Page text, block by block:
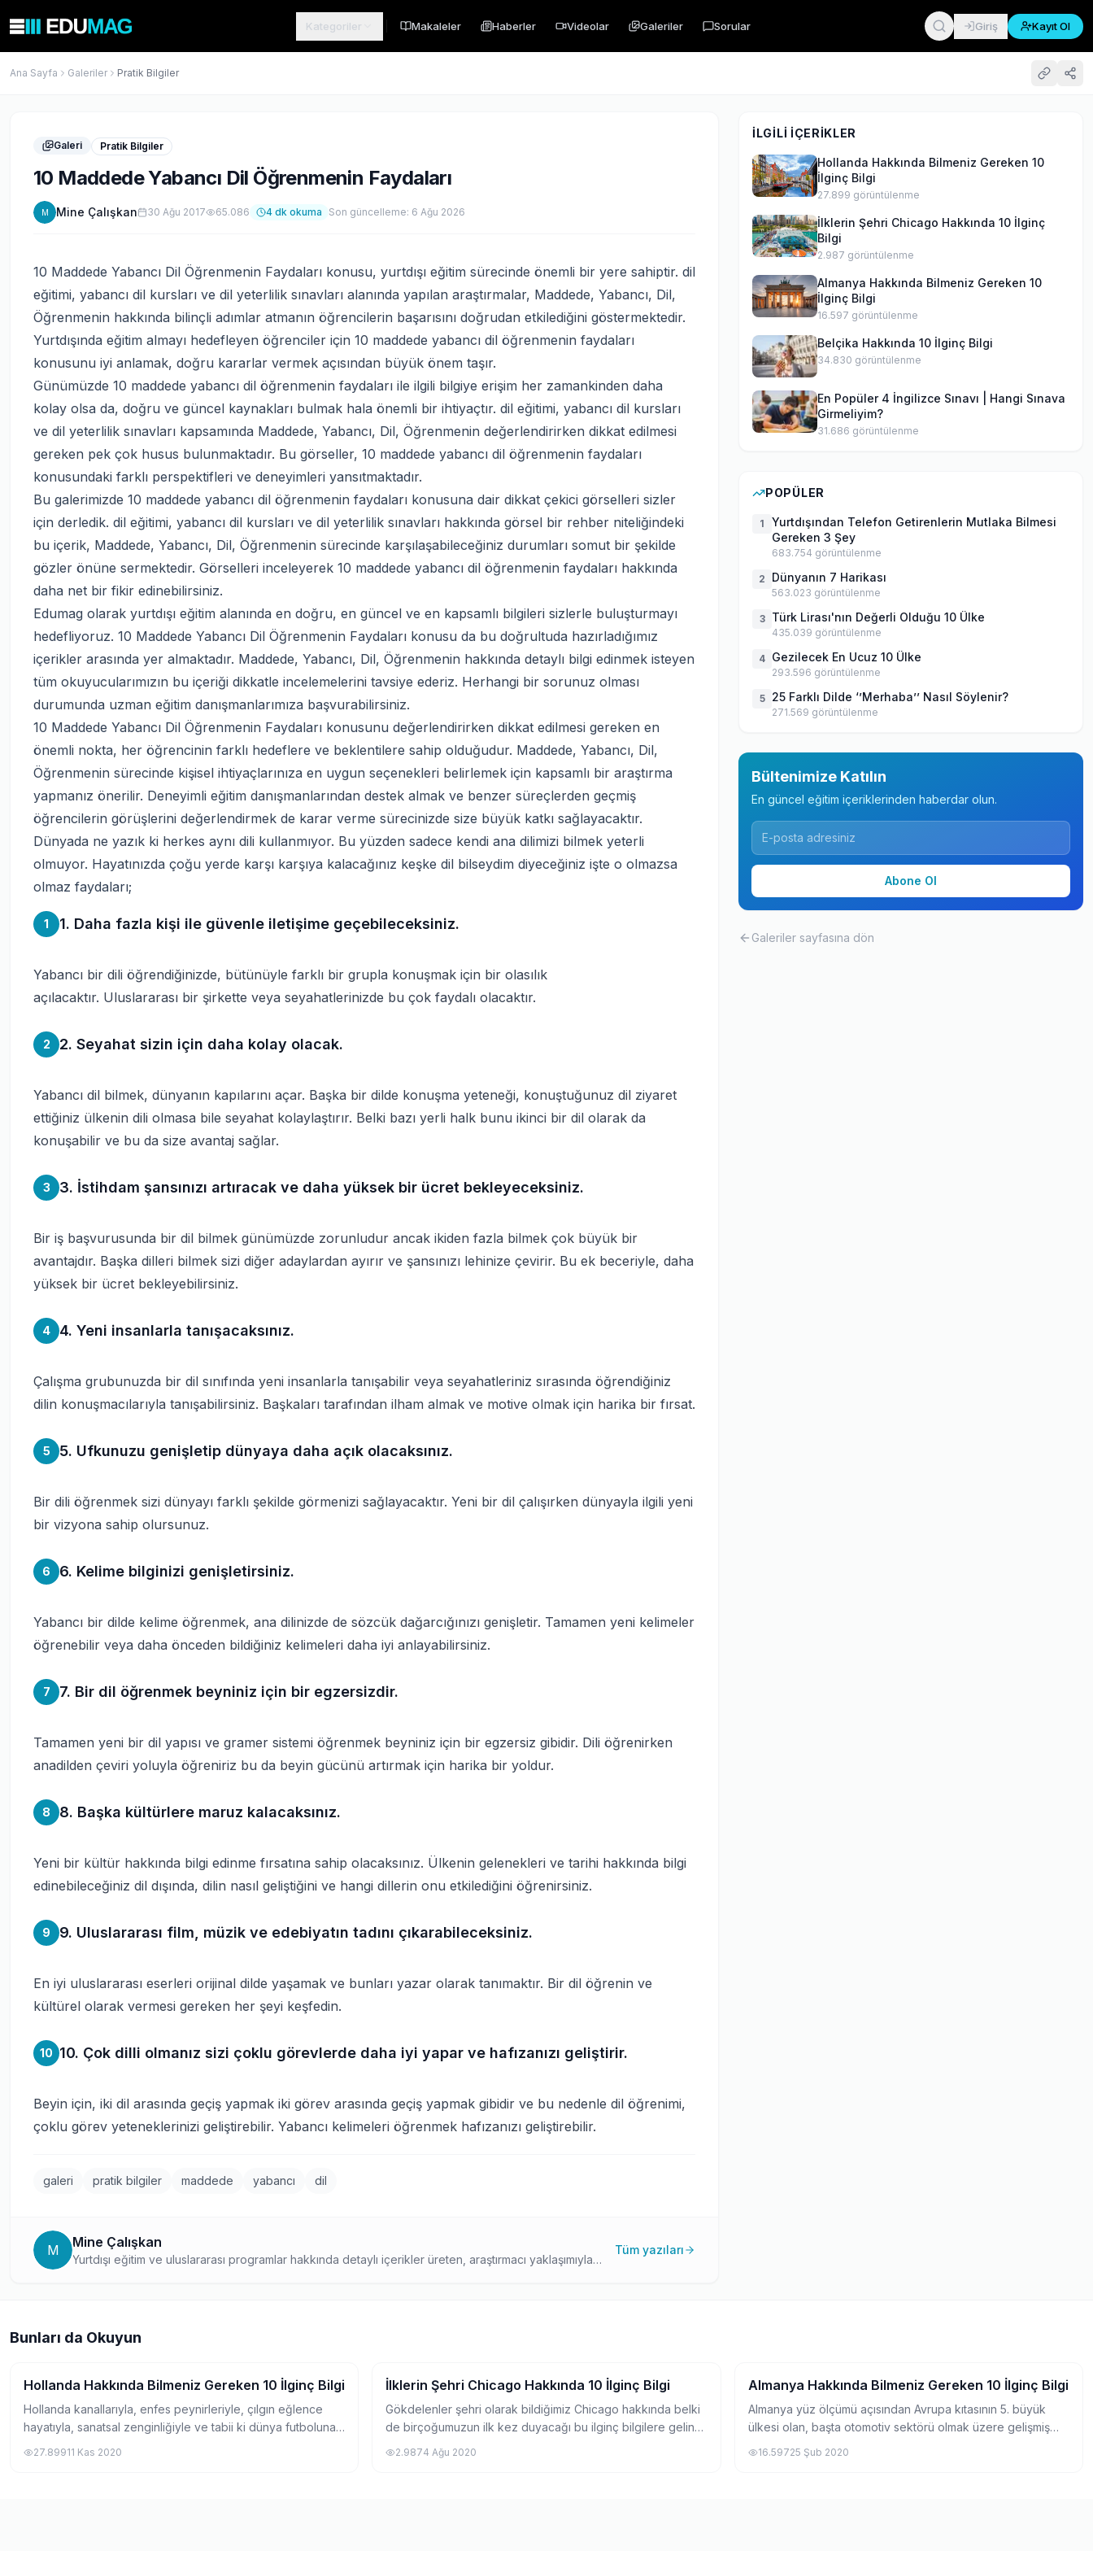
Kategoriler Makaleler Haberler Videolar Galeriler Sorular Giriş Kayıt Ol
Ana Sayfa Galeriler Pratik Bilgiler
Galeri Pratik Bilgiler
10 Maddede Yabancı Dil Öğrenmenin Faydaları
M Mine Çalışkan 30 Ağu 2017 65.086 4 dk okuma Son güncelleme: 6 Ağu 2026
10 Maddede Yabancı Dil Öğrenmenin Faydaları konusu, yurtdışı eğitim sürecinde önemli bir yere sahiptir. dil
eğitimi, yabancı dil kursları ve dil yeterlilik sınavları alanında yapılan araştırmalar, Maddede, Yabancı, Dil,
Öğrenmenin hakkında bilinçli adımlar atmanın öğrencilerin başarısını doğrudan etkilediğini göstermektedir.
Yurtdışında eğitim almayı hedefleyen öğrenciler için 10 maddede yabancı dil öğrenmenin faydaları
konusunu iyi anlamak, doğru kararlar vermek açısından büyük önem taşır.
Günümüzde 10 maddede yabancı dil öğrenmenin faydaları ile ilgili bilgiye erişim her zamankinden daha
kolay olsa da, doğru ve güncel kaynakları bulmak hala önemli bir ihtiyaçtır. dil eğitimi, yabancı dil kursları
ve dil yeterlilik sınavları kapsamında Maddede, Yabancı, Dil, Öğrenmenin değerlendirirken dikkat edilmesi
gereken pek çok husus bulunmaktadır. Bu görseller, 10 maddede yabancı dil öğrenmenin faydaları
konusundaki farklı perspektifleri ve deneyimleri yansıtmaktadır.
Bu galerimizde 10 maddede yabancı dil öğrenmenin faydaları konusuna dair dikkat çekici görselleri sizler
için derledik. dil eğitimi, yabancı dil kursları ve dil yeterlilik sınavları hakkında görsel bir rehber niteliğindeki
bu içerik, Maddede, Yabancı, Dil, Öğrenmenin sürecinde karşılaşabileceğiniz durumları somut bir şekilde
gözler önüne sermektedir. Görselleri inceleyerek 10 maddede yabancı dil öğrenmenin faydaları hakkında
daha net bir fikir edinebilirsiniz.
Edumag olarak yurtdışı eğitim alanında en doğru, en güncel ve en kapsamlı bilgileri sizlerle buluşturmayı
hedefliyoruz. 10 Maddede Yabancı Dil Öğrenmenin Faydaları konusu da bu doğrultuda hazırladığımız
içerikler arasında yer almaktadır. Maddede, Yabancı, Dil, Öğrenmenin hakkında detaylı bilgi edinmek isteyen
tüm okuyucularımızın bu içeriği dikkatle incelemelerini tavsiye ederiz. Herhangi bir sorunuz olması
durumunda uzman eğitim danışmanlarımıza başvurabilirsiniz.
10 Maddede Yabancı Dil Öğrenmenin Faydaları konusunu değerlendirirken dikkat edilmesi gereken en
önemli nokta, her öğrencinin farklı hedeflere ve beklentilere sahip olduğudur. Maddede, Yabancı, Dil,
Öğrenmenin sürecinde kişisel ihtiyaçlarınıza en uygun seçenekleri belirlemek için kapsamlı bir araştırma
yapmanız önerilir. Deneyimli eğitim danışmanlarından destek almak ve benzer süreçlerden geçmiş
öğrencilerin görüşlerini değerlendirmek de karar verme sürecinizde size büyük katkı sağlayacaktır.
Dünyada ne yazık ki herkes aynı dili kullanmıyor. Bu yüzden sadece kendi ana dilimizi bilmek yeterli
olmuyor. Hayatınızda çoğu yerde karşı karşıya kalacağınız keşke dil bilseydim diyeceğiniz işte o olmazsa
olmaz faydaları;
1 1. Daha fazla kişi ile güvenle iletişime geçebileceksiniz.
Yabancı bir dili öğrendiğinizde, bütünüyle farklı bir grupla konuşmak için bir olasılık
açılacaktır. Uluslararası bir şirkette veya seyahatlerinizde bu çok faydalı olacaktır.
2 2. Seyahat sizin için daha kolay olacak.
Yabancı dil bilmek, dünyanın kapılarını açar. Başka bir dilde konuşma yeteneği, konuştuğunuz dil ziyaret
ettiğiniz ülkenin dili olmasa bile seyahat kolaylaştırır. Belki bazı yerli halk bunu ikinci bir dil olarak da
konuşabilir ve bu da size avantaj sağlar.
3 3. İstihdam şansınızı artıracak ve daha yüksek bir ücret bekleyeceksiniz.
Bir iş başvurusunda bir dil bilmek günümüzde zorunludur ancak ikiden fazla bilmek çok büyük bir
avantajdır. Başka dilleri bilmek sizi diğer adaylardan ayırır ve şansınızı lehinize çevirir. Bu ek beceriyle, daha
yüksek bir ücret bekleyebilirsiniz.
4 4. Yeni insanlarla tanışacaksınız.
Çalışma grubunuzda bir dil sınıfında yeni insanlarla tanışabilir veya seyahatleriniz sırasında öğrendiğiniz
dilin konuşmacılarıyla tanışabilirsiniz. Başkaları tarafından ilham almak ve motive olmak için harika bir fırsat.
5 5. Ufkunuzu genişletip dünyaya daha açık olacaksınız.
Bir dili öğrenmek sizi dünyayı farklı şekilde görmenizi sağlayacaktır. Yeni bir dil çalışırken dünyayla ilgili yeni
bir vizyona sahip olursunuz.
6 6. Kelime bilginizi genişletirsiniz.
Yabancı bir dilde kelime öğrenmek, ana dilinizde de sözcük dağarcığınızı genişletir. Tamamen yeni kelimeler
öğrenebilir veya daha önceden bildiğiniz kelimeleri daha iyi anlayabilirsiniz.
7 7. Bir dil öğrenmek beyniniz için bir egzersizdir.
Tamamen yeni bir dil yapısı ve gramer sistemi öğrenmek beyniniz için bir egzersiz gibidir. Dili öğrenirken
anadilden çeviri yoluyla öğreniriz bu da beyin gücünü artırmak için harika bir yoldur.
8 8. Başka kültürlere maruz kalacaksınız.
Yeni bir kültür hakkında bilgi edinme fırsatına sahip olacaksınız. Ülkenin gelenekleri ve tarihi hakkında bilgi
edinebileceğiniz dil dışında, dilin nasıl geliştiğini ve hangi dillerin onu etkilediğini öğrenirsiniz.
9 9. Uluslararası film, müzik ve edebiyatın tadını çıkarabileceksiniz.
En iyi uluslararası eserleri orijinal dilde yaşamak ve bunları yazar olarak tanımaktır. Bir dil öğrenin ve
kültürel olarak vermesi gereken her şeyi keşfedin.
10 10. Çok dilli olmanız sizi çoklu görevlerde daha iyi yapar ve hafızanızı geliştirir.
Beyin için, iki dil arasında geçiş yapmak iki görev arasında geçiş yapmak gibidir ve bu nedenle dil öğrenimi,
çoklu görev yeteneklerinizi geliştirebilir. Yabancı kelimeleri öğrenmek hafızanızı geliştirebilir.
galeri pratik bilgiler maddede yabancı dil
M Mine Çalışkan
Yurtdışı eğitim ve uluslararası programlar hakkında detaylı içerikler üreten, araştırmacı yaklaşımıyla
Tüm yazıları
İLGILI İÇERIKLER
Hollanda Hakkında Bilmeniz Gereken 10
İlginç Bilgi
27.899 görüntülenme
İlklerin Şehri Chicago Hakkında 10 İlginç
Bilgi
2.987 görüntülenme
Almanya Hakkında Bilmeniz Gereken 10
İlginç Bilgi
16.597 görüntülenme
Belçika Hakkında 10 İlginç Bilgi
34.830 görüntülenme
En Popüler 4 İngilizce Sınavı | Hangi Sınava
Girmeliyim?
31.686 görüntülenme
POPÜLER
1
Yurtdışından Telefon Getirenlerin Mutlaka Bilmesi
Gereken 3 Şey
683.754 görüntülenme
2 Dünyanın 7 Harikası
563.023 görüntülenme
3 Türk Lirası'nın Değerli Olduğu 10 Ülke
435.039 görüntülenme
4 Gezilecek En Ucuz 10 Ülke
293.596 görüntülenme
5 25 Farklı Dilde ‘’Merhaba’’ Nasıl Söylenir?
271.569 görüntülenme
Bültenimize Katılın
En güncel eğitim içeriklerinden haberdar olun.
Abone Ol
Galeriler sayfasına dön
Bunları da Okuyun
Pratik Bilgiler
Hollanda Hakkında Bilmeniz Gereken 10 İlginç Bilgi
Hollanda kanallarıyla, enfes peynirleriyle, çılgın eğlence
hayatıyla, sanatsal zenginliğiyle ve tabii ki dünya futboluna
27.89911 Kas 2020
Pratik Bilgiler
İlklerin Şehri Chicago Hakkında 10 İlginç Bilgi
Gökdelenler şehri olarak bildiğimiz Chicago hakkında belki
de birçoğumuzun ilk kez duyacağı bu ilginç bilgilere gelin
2.9874 Ağu 2020
Pratik Bilgiler
Almanya Hakkında Bilmeniz Gereken 10 İlginç Bilgi
Almanya yüz ölçümü açısından Avrupa kıtasının 5. büyük
ülkesi olan, başta otomotiv sektörü olmak üzere gelişmiş
siyasi ilişkiler, gerekse eği...
16.59725 Şub 2020